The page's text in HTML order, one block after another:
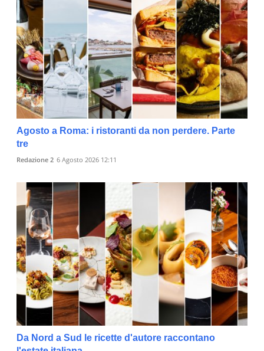
Agosto a Roma: i ristoranti da non perdere. Parte
tre
Redazione 2 6 Agosto 2026 12:11
Da Nord a Sud le ricette d'autore raccontano